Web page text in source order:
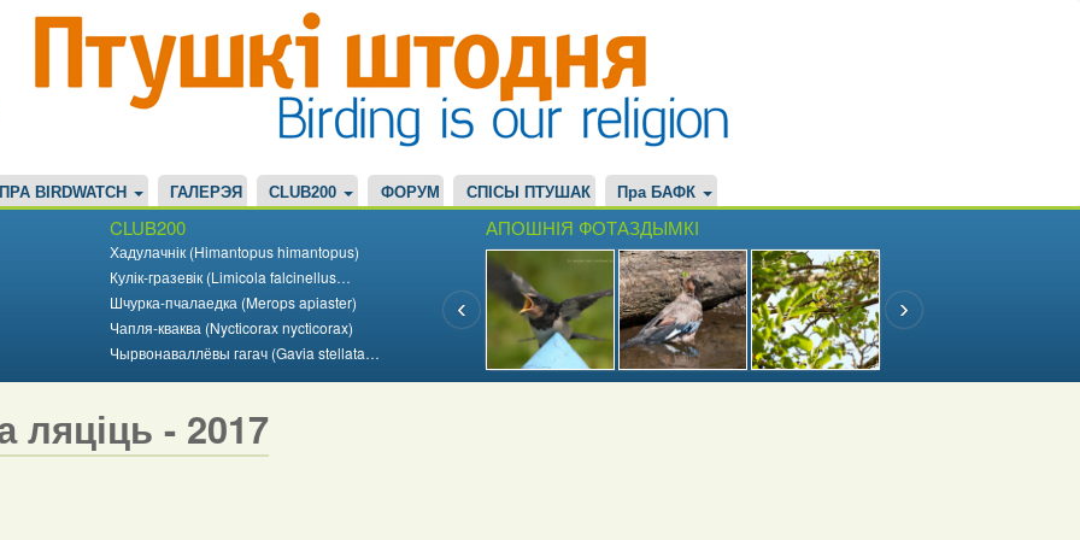
ПРА BIRDWATCH ГАЛЕРЭЯ CLUB200 ФОРУМ СПІСЫ ПТУШАК Пра БАФК
CLUB200
Хадулачнік (Himantopus himantopus)
Кулік-гразевік (Limicola falcinellus…
Шчурка-пчалаедка (Merops apiaster)
Чапля-кваква (Nycticorax nycticorax)
Чырвонаваллёвы гагач (Gavia stellata…
АПОШНІЯ ФОТАЗДЫМКІ
ляціць - 2017